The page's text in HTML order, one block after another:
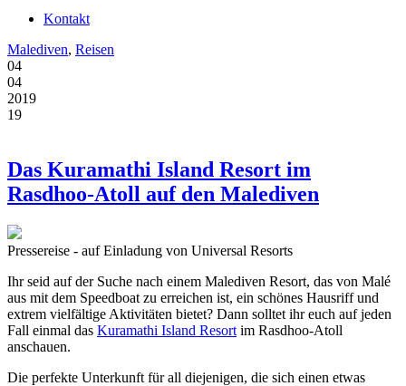
Kontakt
Malediven, Reisen
04
04
2019
19
Das Kuramathi Island Resort im
Rasdhoo-Atoll auf den Malediven
Pressereise - auf Einladung von Universal Resorts
Ihr seid auf der Suche nach einem Malediven Resort, das von Malé
aus mit dem Speedboat zu erreichen ist, ein schönes Hausriff und
extrem vielfältige Aktivitäten bietet? Dann solltet ihr euch auf jeden
Fall einmal das Kuramathi Island Resort im Rasdhoo-Atoll
anschauen.
Die perfekte Unterkunft für all diejenigen, die sich einen etwas